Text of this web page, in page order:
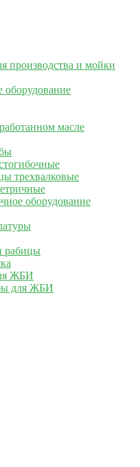
производства и мойки
оборудование
масле
трехвалковые
оборудование
рабицы
ЖБИ
для ЖБИ